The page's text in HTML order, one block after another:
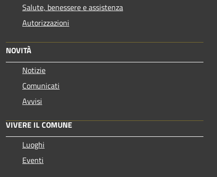
Salute, benessere e assistenza
Autorizzazioni
NOVITÀ
Notizie
Comunicati
Avvisi
VIVERE IL COMUNE
Luoghi
Eventi